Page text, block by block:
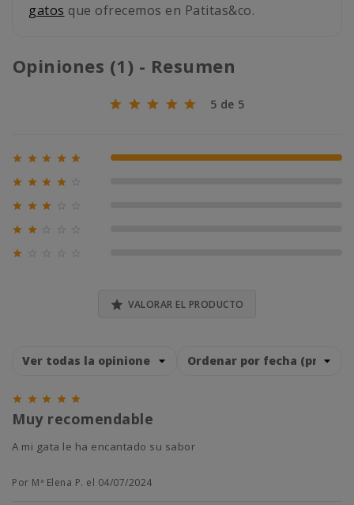
gatos que ofrecemos en Patitas&co.
Opiniones (1) - Resumen
5 de 5
     100% (1)
   
  
 

 VALORAR EL PRODUCTO
    
Muy recomendable
A mi gata le ha encantado su sabor
Por Mª Elena P. el 04/07/2024